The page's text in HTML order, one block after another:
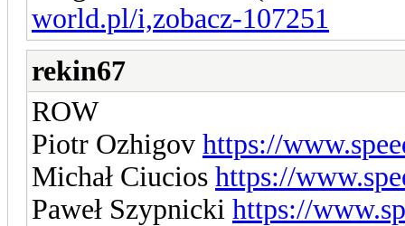
world.pl/i,zobacz-107251
rekin67
ROW
Piotr Ozhigov https://
Michał Ciucios https://
Paweł Szypnicki https://